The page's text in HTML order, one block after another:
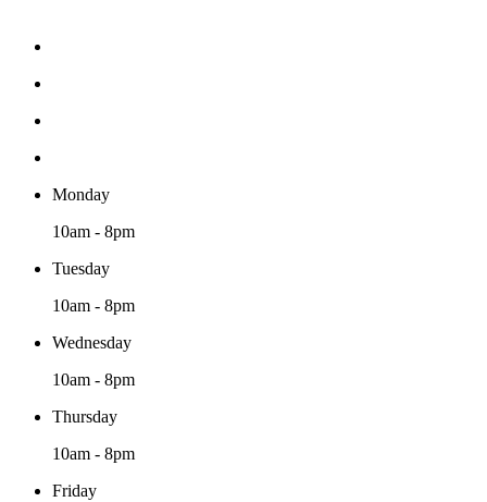
Monday
10am - 8pm
Tuesday
10am - 8pm
Wednesday
10am - 8pm
Thursday
10am - 8pm
Friday